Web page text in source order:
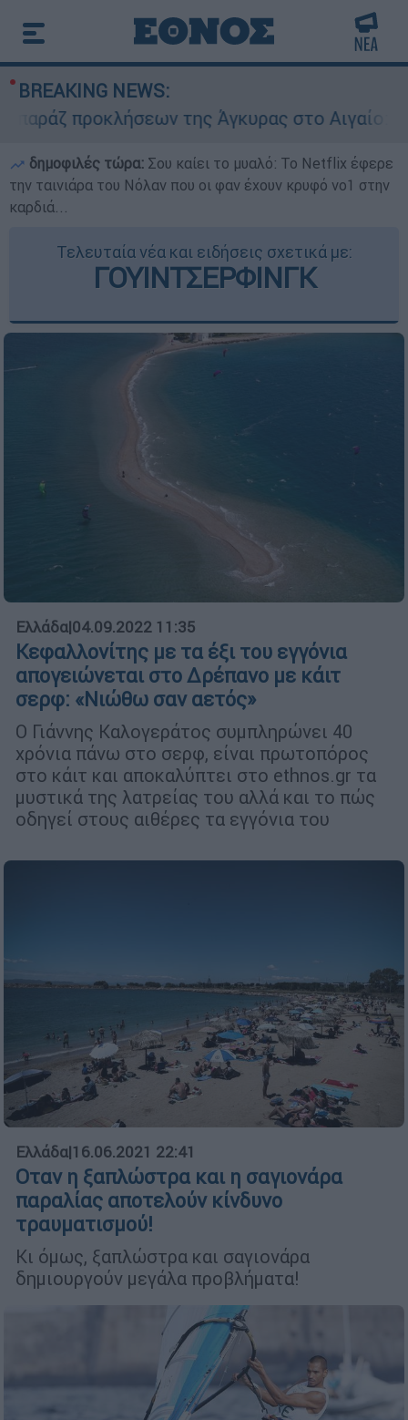
BREAKING NEWS:
προκλήσεων της Άγκυρας στο Αιγαίο:
δημοφιλές τώρα: Σου καίει το μυαλό: Το Netflix έφερε
την ταινιάρα του Νόλαν που οι φαν έχουν κρυφό νο1 στην
καρδιά...
Τελευταία νέα και ειδήσεις σχετικά με:
ΓΟΥΙΝΤΣΕΡΦΙΝΓΚ
Ελλάδα|04.09.2022 11:35
Κεφαλλονίτης με τα έξι του εγγόνια
απογειώνεται στο Δρέπανο με κάιτ
σερφ: «Νιώθω σαν αετός»
Ο Γιάννης Καλογεράτος συμπληρώνει 40
χρόνια πάνω στο σερφ, είναι πρωτοπόρος
στο κάιτ και αποκαλύπτει στο ethnos.gr τα
μυστικά της λατρείας του αλλά και το πώς
οδηγεί στους αιθέρες τα εγγόνια του
Ελλάδα|16.06.2021 22:41
Οταν η ξαπλώστρα και η σαγιονάρα
παραλίας αποτελούν κίνδυνο
τραυματισμού!
Κι όμως, ξαπλώστρα και σαγιονάρα
δημιουργούν μεγάλα προβλήματα!